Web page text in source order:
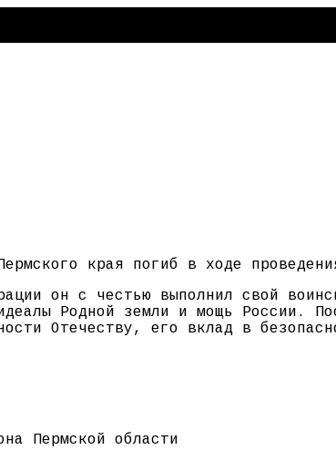
края погиб в ходе
он с честью выполнил свой
Родной земли и мощь России.
Отечеству, его вклад в
Пермской области